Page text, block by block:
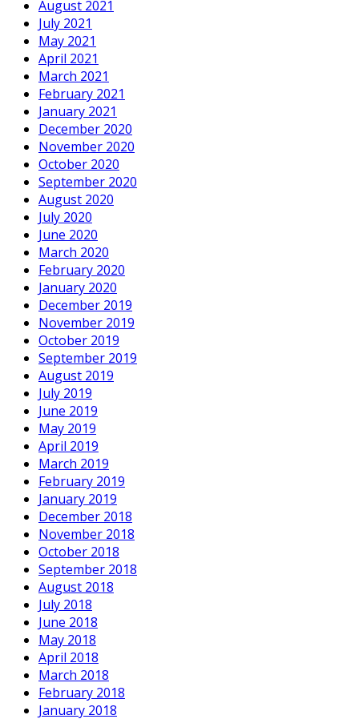
August 2021
July 2021
May 2021
April 2021
March 2021
February 2021
January 2021
December 2020
November 2020
October 2020
September 2020
August 2020
July 2020
June 2020
March 2020
February 2020
January 2020
December 2019
November 2019
October 2019
September 2019
August 2019
July 2019
June 2019
May 2019
April 2019
March 2019
February 2019
January 2019
December 2018
November 2018
October 2018
September 2018
August 2018
July 2018
June 2018
May 2018
April 2018
March 2018
February 2018
January 2018